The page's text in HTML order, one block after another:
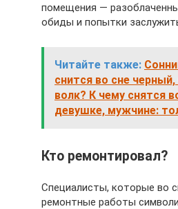
помещения —
обиды и попытки
Читайте также:
снится во сне
волк? К чему снятся
девушке, мужчине:
Кто ремонтировал?
Специалисты, которые во
ремонтные работы